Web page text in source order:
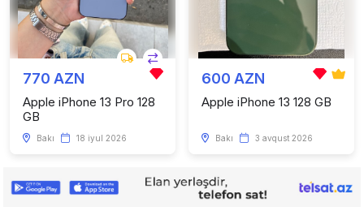
770 AZN
Apple iPhone 13 Pro 128
GB
Bakı 18 iyul 2026
600 AZN
Apple iPhone 13 128 GB
Bakı 3 avqust 2026